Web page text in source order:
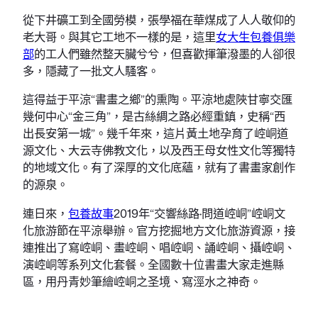
從下井礦工到全國勞模，張學福在華煤成了人人敬仰的
老大哥。與其它工地不一樣的是，這里女大生包養俱樂
部的工人們雖然整天臟兮兮，但喜歡揮筆潑墨的人卻很
多，隱藏了一批文人騷客。
這得益于平涼“書畫之鄉”的熏陶。平涼地處陜甘寧交匯
幾何中心“金三角”，是古絲綢之路必經重鎮，史稱“西
出長安第一城”。幾千年來，這片黃土地孕育了崆峒道
源文化、大云寺佛教文化，以及西王母女性文化等獨特
的地域文化。有了深厚的文化底蘊，就有了書畫家創作
的源泉。
連日來， 包養故事2019年“交響絲路·問道崆峒”崆峒文
化旅游節在平涼舉辦。官方挖掘地方文化旅游資源，接
連推出了寫崆峒、畫崆峒、唱崆峒、誦崆峒、攝崆峒、
演崆峒等系列文化套餐。全國數十位書畫大家走進縣
區，用丹青妙筆繪崆峒之圣境、寫涇水之神奇。